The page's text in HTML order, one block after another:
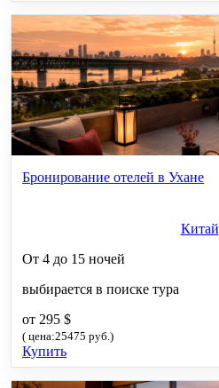
Бронирование отелей в Ухане
Китай
От 4 до 15 ночей
выбирается в поиске тура
от 295 $
( цена:25475 руб.)
Купить